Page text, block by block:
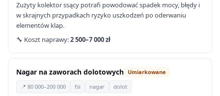
Zużyty kolektor ssący potrafi powodować spadek mocy, błędy i
w skrajnych przypadkach ryzyko uszkodzeń po oderwaniu
elementów klap.
🔧 Koszt naprawy:2 500–7 000 zł
Nagar na zaworach dolotowych Umiarkowane
📍 80 000–200 000 fsi nagar dolot